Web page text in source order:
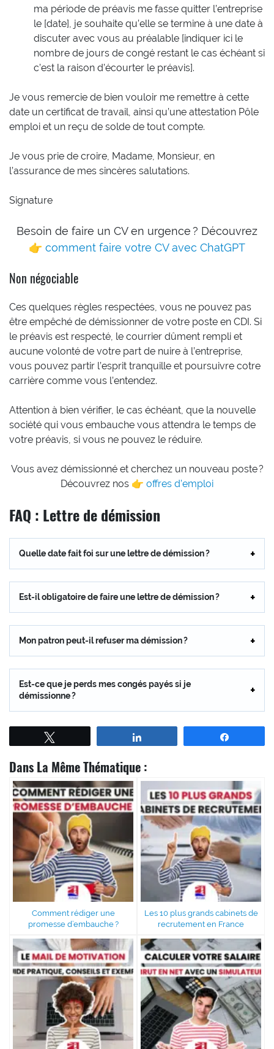
ma période de préavis me fasse quitter l’entreprise
le [date], je souhaite qu’elle se termine à une date à
discuter avec vous au préalable [indiquer ici le
nombre de jours de congé restant le cas échéant si
c’est la raison d’écourter le préavis].
Je vous remercie de bien vouloir me remettre à cette
date un certificat de travail, ainsi qu’une attestation Pôle
emploi et un reçu de solde de tout compte.
Je vous prie de croire, Madame, Monsieur, en
l’assurance de mes sincères salutations.
Signature
Besoin de faire un CV en urgence ? Découvrez
👉 comment faire votre CV avec ChatGPT
Non négociable
Ces quelques règles respectées, vous ne pouvez pas
être empêché de démissionner de votre poste en CDI. Si
le préavis est respecté, le courrier dûment rempli et
aucune volonté de votre part de nuire à l’entreprise,
vous pouvez partir l’esprit tranquille et poursuivre cotre
carrière comme vous l’entendez.
Attention à bien vérifier, le cas échéant, que la nouvelle
société qui vous embauche vous attendra le temps de
votre préavis, si vous ne pouvez le réduire.
Vous avez démissionné et cherchez un nouveau poste ?
Découvrez nos 👉 offres d’emploi
FAQ : Lettre de démission
Quelle date fait foi sur une lettre de démission ?
Est-il obligatoire de faire une lettre de démission ?
Mon patron peut-il refuser ma démission ?
Est-ce que je perds mes congés payés si je
démissionne ?
Dans La Même Thématique :
Comment rédiger une
promesse d’embauche ?
Les 10 plus grands cabinets de
recrutement en France